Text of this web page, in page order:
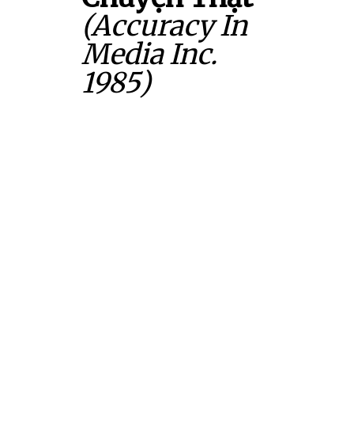
(Accuracy In
Media Inc.
1985)